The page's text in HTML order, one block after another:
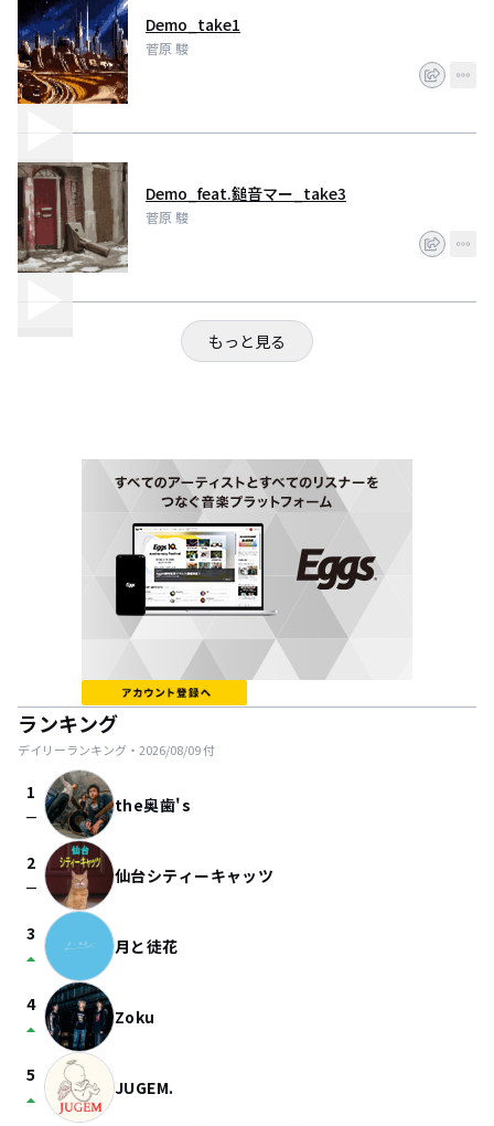
Demo_take1
菅原 駿
Demo_feat.鎚音マー_take3
菅原 駿
もっと見る
ランキング
デイリーランキング・ 2026/08/09付
1
check_indeterminate_small the奥歯's
2
check_indeterminate_small 仙台シティーキャッツ
3
arrow_drop_up 月と徒花
4
arrow_drop_up Zoku
5
arrow_drop_up JUGEM.